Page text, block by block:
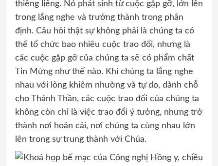
thiêng liêng. Nó phát sinh từ cuộc gặp gỡ, lớn lên
trong lắng nghe và trưởng thành trong phân
định. Câu hỏi thật sự không phải là chúng ta có
thể tổ chức bao nhiêu cuộc trao đổi, nhưng là
các cuộc gặp gỡ của chúng ta sẽ có phẩm chất
Tin Mừng như thế nào. Khi chúng ta lắng nghe
nhau với lòng khiêm nhường và tự do, dành chỗ
cho Thánh Thần, các cuộc trao đổi của chúng ta
không còn chỉ là việc trao đổi ý tưởng, nhưng trở
thành nơi hoán cải, nơi chúng ta cùng nhau lớn
lên trong sự trung thành với Chúa.